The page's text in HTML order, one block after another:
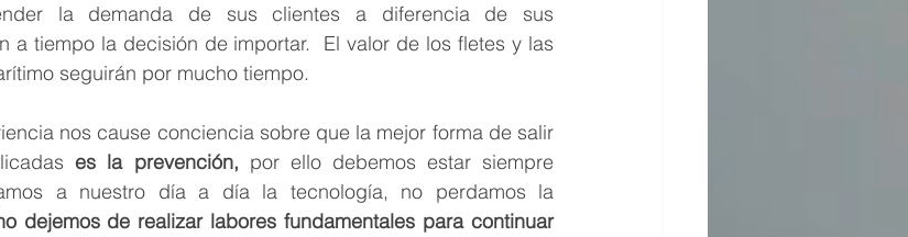
la demanda de sus clientes a diferencia de sus
a tiempo la decisión de importar.  El valor de los fletes y las
seguirán por mucho tiempo.
nos cause conciencia sobre que la mejor forma de salir
es la prevención, por ello debemos estar siempre
a nuestro día a día la tecnología, no perdamos la
dejemos de realizar labores fundamentales para continuar